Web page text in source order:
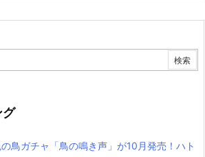
グ
鳥ガチャ「鳥の鳴き声」が10月発売！ハト